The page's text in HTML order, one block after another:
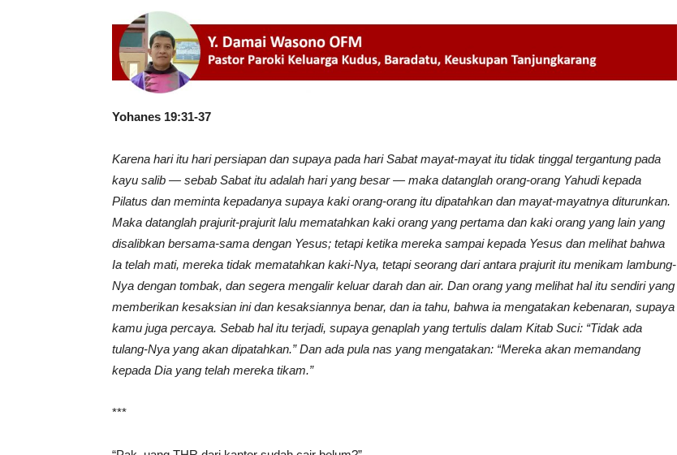
Yohanes 19:31-37
Karena hari itu hari persiapan dan supaya pada hari Sabat mayat-mayat itu tidak tinggal tergantung pada
kayu salib — sebab Sabat itu adalah hari yang besar — maka datanglah orang-orang Yahudi kepada
Pilatus dan meminta kepadanya supaya kaki orang-orang itu dipatahkan dan mayat-mayatnya diturunkan.
Maka datanglah prajurit-prajurit lalu mematahkan kaki orang yang pertama dan kaki orang yang lain yang
disalibkan bersama-sama dengan Yesus; tetapi ketika mereka sampai kepada Yesus dan melihat bahwa
Ia telah mati, mereka tidak mematahkan kaki-Nya, tetapi seorang dari antara prajurit itu menikam lambung-
Nya dengan tombak, dan segera mengalir keluar darah dan air. Dan orang yang melihat hal itu sendiri yang
memberikan kesaksian ini dan kesaksiannya benar, dan ia tahu, bahwa ia mengatakan kebenaran, supaya
kamu juga percaya. Sebab hal itu terjadi, supaya genaplah yang tertulis dalam Kitab Suci: “Tidak ada
tulang-Nya yang akan dipatahkan.” Dan ada pula nas yang mengatakan: “Mereka akan memandang
kepada Dia yang telah mereka tikam.”
***